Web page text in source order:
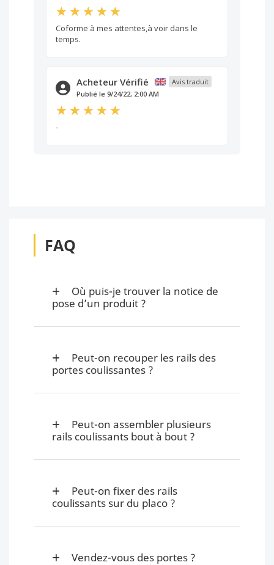
Coforme à mes attentes,à voir dans le
temps.
Acheteur Vérifié
Avis traduit
Publié le 9/24/22, 2:00 AM
-
FAQ
Où puis-je trouver la notice de
pose d’un produit ?
Peut-on recouper les rails des
portes coulissantes ?
Peut-on assembler plusieurs
rails coulissants bout à bout ?
Peut-on fixer des rails
coulissants sur du placo ?
Vendez-vous des portes ?